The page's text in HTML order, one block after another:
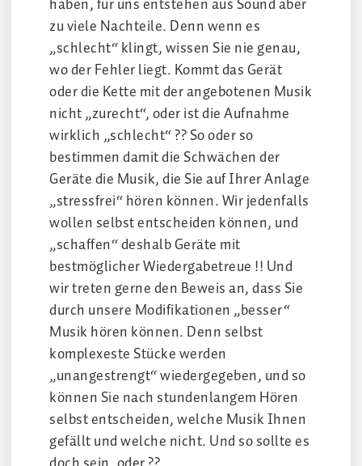
haben, für uns entstehen aus Sound aber
zu viele Nachteile. Denn wenn es
„schlecht“ klingt, wissen Sie nie genau,
wo der Fehler liegt. Kommt das Gerät
oder die Kette mit der angebotenen Musik
nicht „zurecht“, oder ist die Aufnahme
wirklich „schlecht“ ?? So oder so
bestimmen damit die Schwächen der
Geräte die Musik, die Sie auf Ihrer Anlage
„stressfrei“ hören können. Wir jedenfalls
wollen selbst entscheiden können, und
„schaffen“ deshalb Geräte mit
bestmöglicher Wiedergabetreue !! Und
wir treten gerne den Beweis an, dass Sie
durch unsere Modifikationen „besser“
Musik hören können. Denn selbst
komplexeste Stücke werden
„unangestrengt“ wiedergegeben, und so
können Sie nach stundenlangem Hören
selbst entscheiden, welche Musik Ihnen
gefällt und welche nicht. Und so sollte es